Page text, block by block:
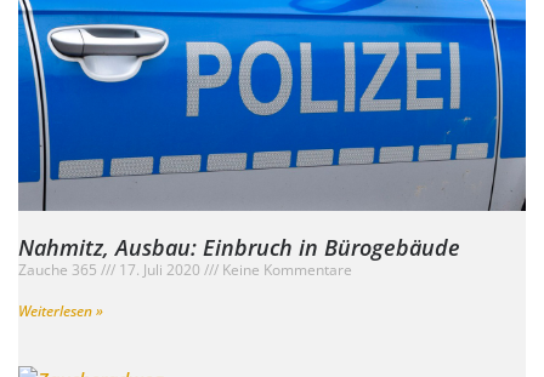
Nahmitz, Ausbau: Einbruch in Bürogebäude
Zauche 365 17. Juli 2020
Keine Kommentare
Weiterlesen »